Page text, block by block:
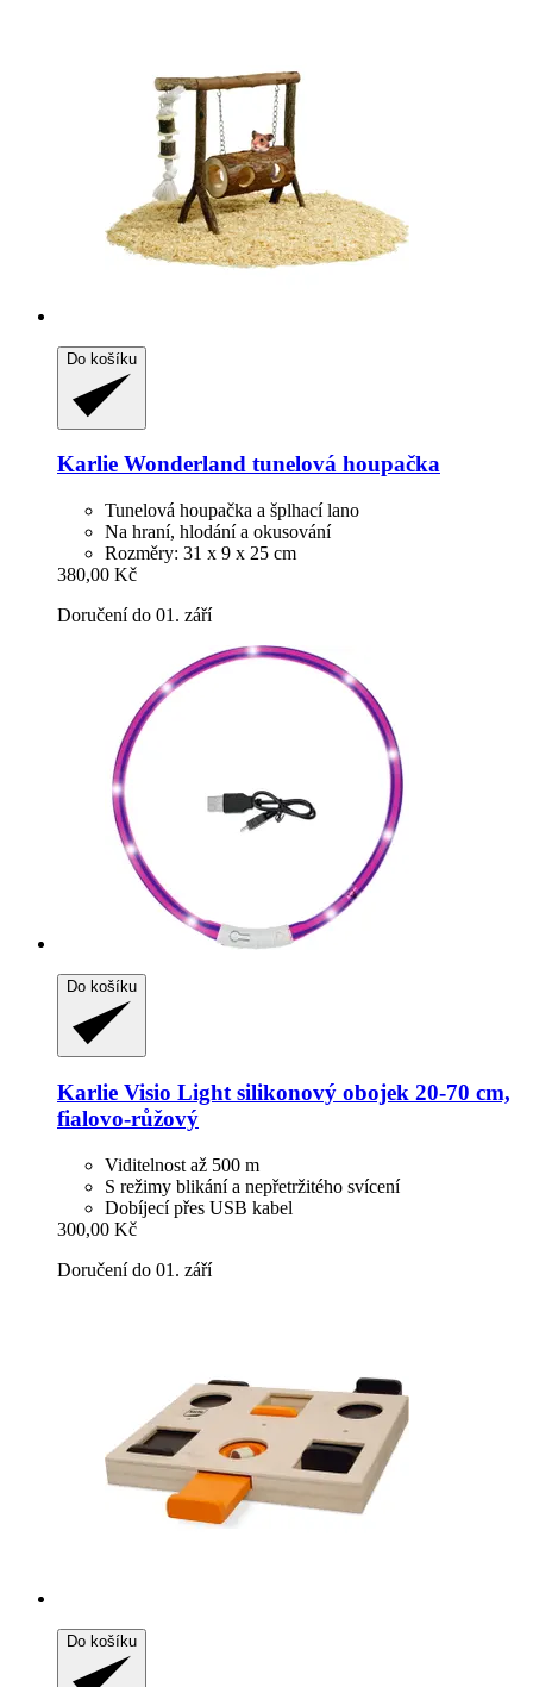
Do košíku
Karlie Wonderland tunelová houpačka
Tunelová houpačka a šplhací lano
Na hraní, hlodání a okusování
Rozměry: 31 x 9 x 25 cm
380,00 Kč
Doručení do 01. září
Do košíku
Karlie Visio Light silikonový obojek 20-​70 cm,
fialovo-​růžový
Viditelnost až 500 m
S režimy blikání a nepřetržitého svícení
Dobíjecí přes USB kabel
300,00 Kč
Doručení do 01. září
Do košíku